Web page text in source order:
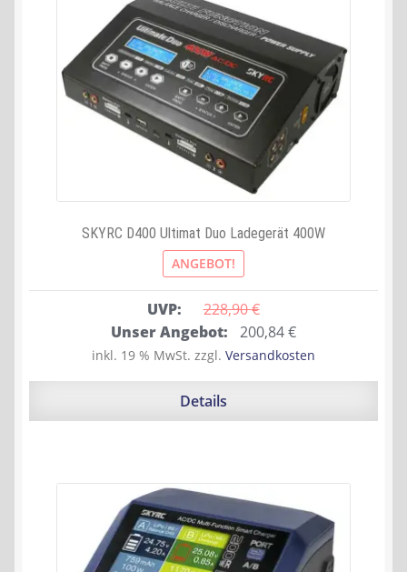
SKYRC D400 Ultimat Duo Ladegerät 400W
ANGEBOT!
UVP: 228,90 €
Ursprünglicher
Preis
war:
Unser Angebot: 200,84€Aktueller
Preis
ist:
inkl. 19 % MwSt. zzgl. Versandkosten
Details